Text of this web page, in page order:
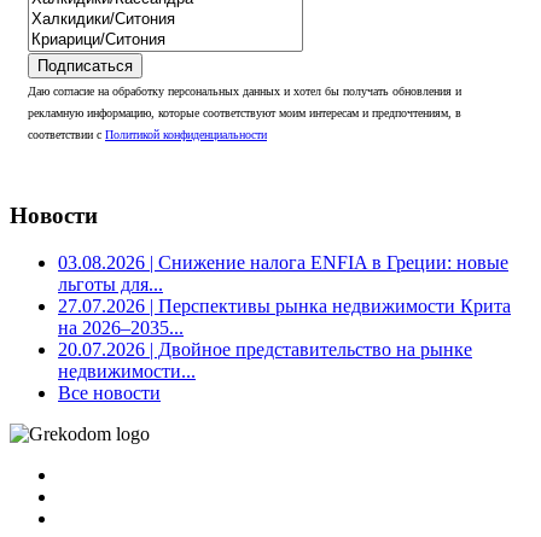
Подписаться
Даю согласие на обработку персональных данных и хотел бы получать обновления и
рекламную информацию, которые соответствуют моим интересам и предпочтениям, в
соответствии с Политикой конфиденциальности
Новости
03.08.2026 | Снижение налога ENFIA в Греции: новые
льготы для...
27.07.2026 | Перспективы рынка недвижимости Крита
на 2026–2035...
20.07.2026 | Двойное представительство на рынке
недвижимости...
Все новости